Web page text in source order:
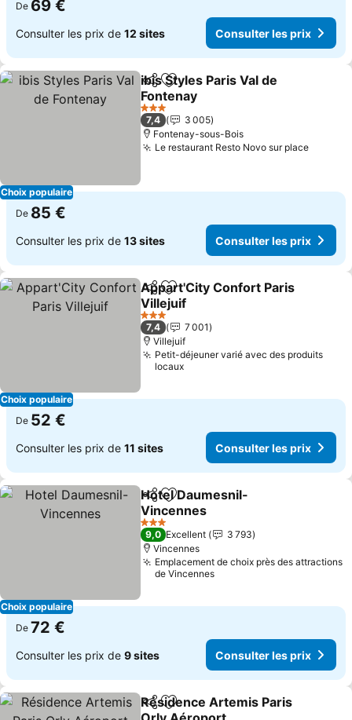
De 69 €
Consulter les prix de 12 sites Consulter les prix
Choix populaire
PartagerAjouter à mes favoris
ibis Styles Paris Val de
Fontenay
3 Étoiles
7,4
3 005
Fontenay-sous-Bois
Le restaurant Resto Novo sur place
De 85 €
Consulter les prix de 13 sites Consulter les prix
Choix populaire
PartagerAjouter à mes favoris
Appart'City Confort Paris
Villejuif
3 Étoiles
7,4
7 001
Villejuif
Petit-déjeuner varié avec des produits
locaux
De 52 €
Consulter les prix de 11 sites Consulter les prix
Choix populaire
PartagerAjouter à mes favoris
Hotel Daumesnil-
Vincennes
3 Étoiles
9,0 Excellent
3 793
Vincennes
Emplacement de choix près des attractions
de Vincennes
De 72 €
Consulter les prix de 9 sites Consulter les prix
PartagerAjouter à mes favoris
Résidence Artemis Paris